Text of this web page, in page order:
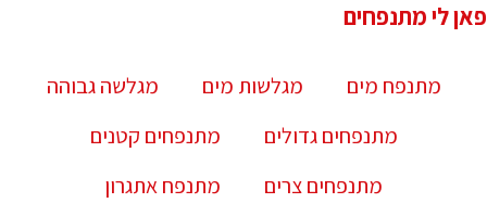
פאן לי מתנפחים
מתנפח מים מגלשות מים
מגלשה גבוהה
מתנפחים גדולים
מתנפחים קטנים
מתנפחים צרים
מתנפח אתגרון